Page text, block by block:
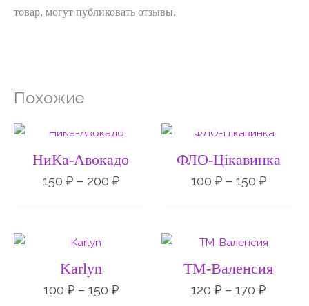
товар, могут публиковать отзывы.
Похожие
НиКа-Авокадо
150 ₽ – 200 ₽
Диапазон
цен:
–
200 ₽
ФЛО-Цiкавинка
100 ₽ – 150 ₽
цен:
–
150 ₽
Karlyn
100 ₽ – 150 ₽
Диапазон
150 ₽
ТМ-Валенсия
120 ₽ – 170 ₽
цен:
–
170 ₽